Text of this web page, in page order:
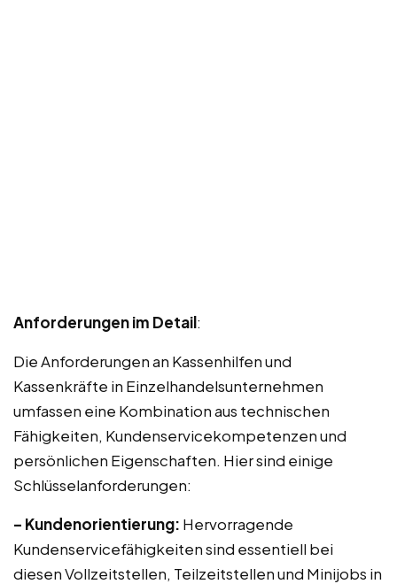
Anforderungen im Detail:
Die Anforderungen an Kassenhilfen und
Kassenkräfte in Einzelhandelsunternehmen
umfassen eine Kombination aus technischen
Fähigkeiten, Kundenservicekompetenzen und
persönlichen Eigenschaften. Hier sind einige
Schlüsselanforderungen:
– Kundenorientierung: Hervorragende
Kundenservicefähigkeiten sind essentiell bei
diesen Vollzeitstellen, Teilzeitstellen und Minijobs in